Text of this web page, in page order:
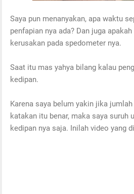
Saya pun menanyakan, apa waktu
penfapian nya ada? Dan juga apakah
kerusakan pada spedometer nya.
Saat itu mas yahya bilang kalau
kedipan.
Karena saya belum yakin jika
katakan itu benar, maka saya suruh
kedipan nya saja. Inilah video yang